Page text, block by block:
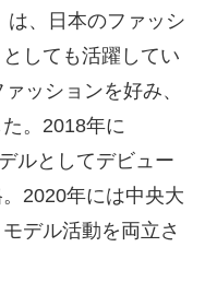
は、日本のファッシ
しても活躍してい
ッションを好み、
。2018年に
ルとしてデビュー
2020年には中央大
デル活動を両立さ